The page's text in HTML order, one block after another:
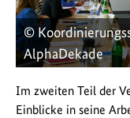
©
AlphaDekade
Im zweiten Teil der
Einblicke in seine